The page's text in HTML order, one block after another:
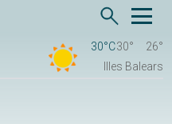
30°C30°
26°
Illes Balears